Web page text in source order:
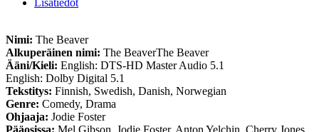
Lisätiedot
Nimi: The Beaver
Alkuperäinen nimi: The BeaverThe Beaver
Ääni/Kieli: English: DTS-HD Master Audio 5.1
English: Dolby Digital 5.1
Tekstitys: Finnish, Swedish, Danish, Norwegian
Genre: Comedy, Drama
Ohjaaja: Jodie Foster